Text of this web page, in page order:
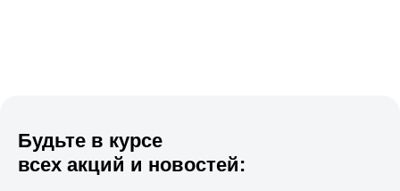
Будьте в курсе
всех акций и новостей: